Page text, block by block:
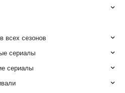
всех сезонов
сериалы
сериалы